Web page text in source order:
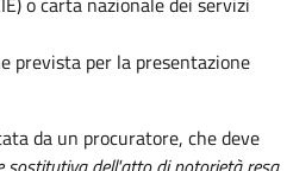
prevista per la presentazione
da un procuratore, che deve